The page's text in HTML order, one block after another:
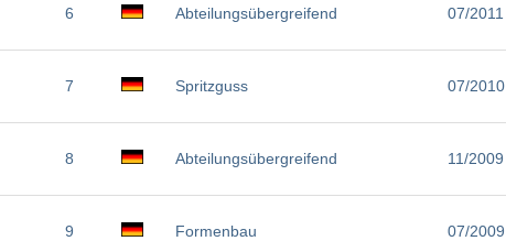
6 Abteilungsübergreifend 07/2011
7 Spritzguss 07/2010
8 Abteilungsübergreifend 11/2009
9 Formenbau 07/2009